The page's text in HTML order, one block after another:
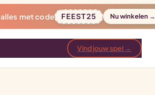
alles met code FEEST25 Nu winkelen →
bloggen Vind jouw spel →